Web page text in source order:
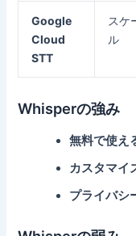
Google
Cloud
STT
スケ
ル
Whisperの強み
無料で使え
カスタマイ
プライバシ